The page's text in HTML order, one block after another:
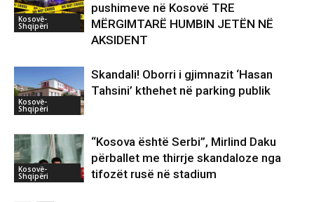
Kosovë-
Shqipëri
pushimeve në Kosovë TRE
MËRGIMTARË HUMBIN JETËN NË
AKSIDENT
Kosovë-
Shqipëri
Skandali! Oborri i gjimnazit ‘Hasan
Tahsini’ kthehet në parking publik
Kosovë-
Shqipëri
“Kosova është Serbi”, Mirlind Daku
përballet me thirrje skandaloze nga
tifozët rusë në stadium